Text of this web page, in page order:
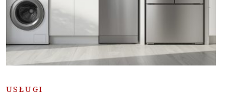
USŁUGI